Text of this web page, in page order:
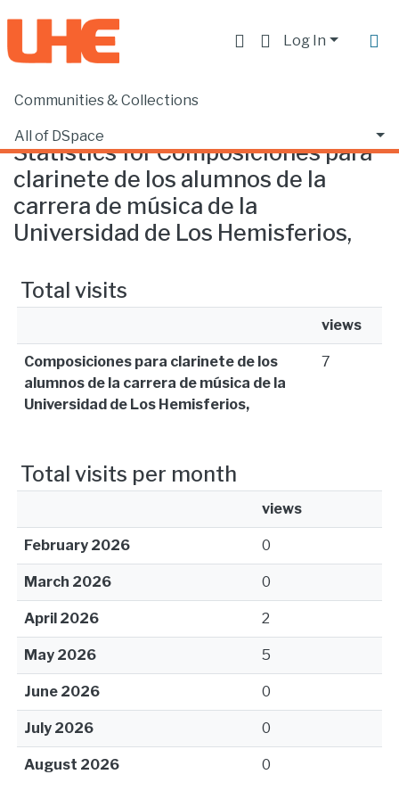
Log In
Communities & Collections
All of DSpace
Home Statistics
Statistics for Composiciones para
clarinete de los alumnos de la
carrera de música de la
Universidad de Los Hemisferios,
Total visits
views
Composiciones para clarinete de los
alumnos de la carrera de música de la
Universidad de Los Hemisferios,
7
Total visits per month
views
February 2026 0
March 2026 0
April 2026 2
May 2026 5
June 2026 0
July 2026 0
August 2026 0